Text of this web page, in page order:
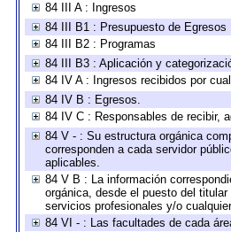
84 III A : Ingresos
84 III B1 : Presupuesto de Egresos
84 III B2 : Programas
84 III B3 : Aplicación y
84 IV A : Ingresos recibidos por
84 IV B : Egresos.
84 IV C : Responsables de recibir,
84 V - : Su estructura orgánica
corresponden a cada servidor
aplicables.
84 V B : La información
orgánica, desde el puesto del
servicios profesionales y/o
84 VI - : Las facultades de cada